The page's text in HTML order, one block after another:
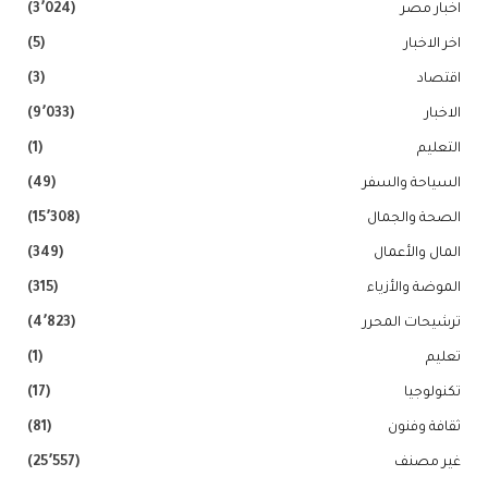
اخبار مصر (3٬024)
اخر الاخبار (5)
اقتصاد (3)
الاخبار (9٬033)
التعليم (1)
السياحة والسفر (49)
الصحة والجمال (15٬308)
المال والأعمال (349)
الموضة والأزياء (315)
ترشيحات المحرر (4٬823)
تعليم (1)
تكنولوجيا (17)
ثقافة وفنون (81)
غير مصنف (25٬557)